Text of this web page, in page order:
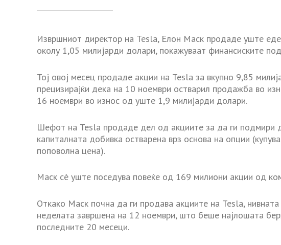
Извршниот директор на Tesla, Елон Маск продаде уште
околу 1,05 милијарди долари, покажуваат финансиските
Тој овој месец продаде акции на Tesla за вкупно 9,85
прецизирајќи дека на 10 ноември остварил продажба во
16 ноември во износ од уште 1,9 милијарди долари.
Шефот на Tesla продаде дел од акциите за да ги подмири
капиталната добивка остварена врз основа на опции
поповолна цена).
Маск сè уште поседува повеќе од 169 милиони акции од
Откако Маск почна да ги продава акциите на Tesla,
неделата завршена на 12 ноември, што беше најлошата
последните 20 месеци.